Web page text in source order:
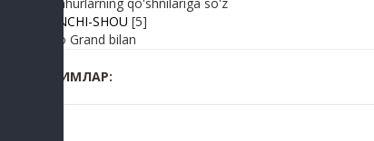
BIRINCHI-SHOU [5]
Radio Grand bilan
КИМЛАР: